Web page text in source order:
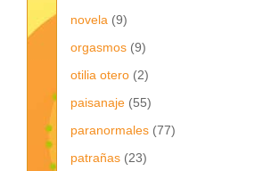
novela (9)
orgasmos (9)
otilia otero (2)
paisanaje (55)
paranormales (77)
patrañas (23)